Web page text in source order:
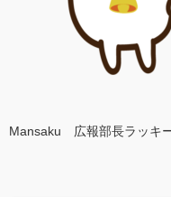
Mansaku 広報部長ラッキ